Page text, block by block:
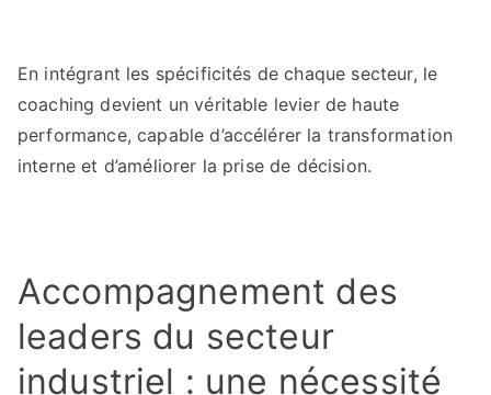
En intégrant les spécificités de chaque secteur, le
coaching devient un véritable levier de haute
performance, capable d’accélérer la transformation
interne et d’améliorer la prise de décision.
Accompagnement des
leaders du secteur
industriel : une nécessité